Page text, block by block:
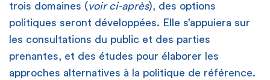
trois domaines (voir ci-après), des options
politiques seront développées. Elle s’appuiera sur
les consultations du public et des parties
prenantes, et des études pour élaborer les
approches alternatives à la politique de référence.